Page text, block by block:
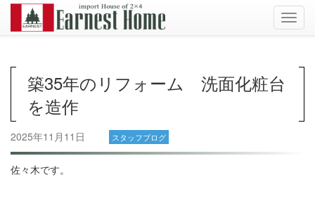
築35年のリフォーム 洗面化粧台
を造作
2025年11月11日 スタッフブログ
佐々木です。